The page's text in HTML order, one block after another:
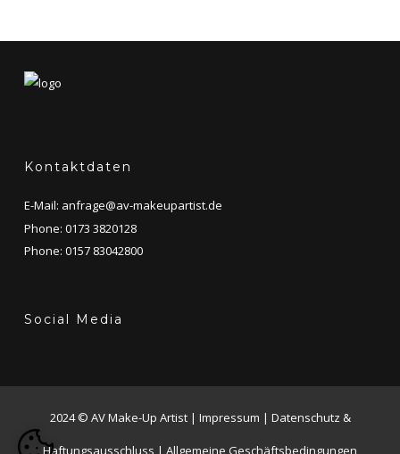
Kontaktdaten
E-Mail: anfrage@av-makeupartist.de
Phone: 0173 3820128
Phone: 0157 83042800
Social Media
2024 © AV Make-Up Artist | Impressum | Datenschutz &
Haftungsausschluss | Allgemeine Geschäftsbedingungen